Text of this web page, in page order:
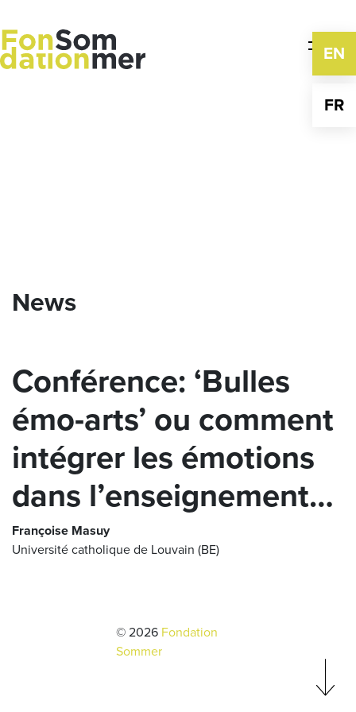
to
content
EN
FR
News
Conférence: ‘Bulles
émo-arts’ ou comment
intégrer les émotions
dans l’enseignement…
Françoise Masuy
Université catholique de Louvain (BE)
© 2026 Fondation
Sommer